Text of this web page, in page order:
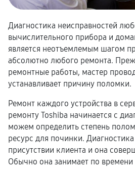
Диагностика неисправностей
вычислительного прибора и
является неотъемлемым шагом
абсолютно любого ремонта.
ремонтные работы, мастер
устанавливает причину поломки.
Ремонт каждого устройства в
ремонту Toshiba начинается с
можем определить степень
ресурс для починки.
присутствии клиента и она
Обычно она занимает по времени